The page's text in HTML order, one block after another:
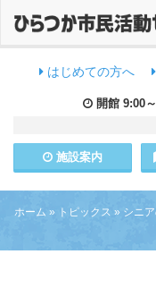
はじめての方へ
開館 9:00
施設案内
ホーム » トピックス » シニ